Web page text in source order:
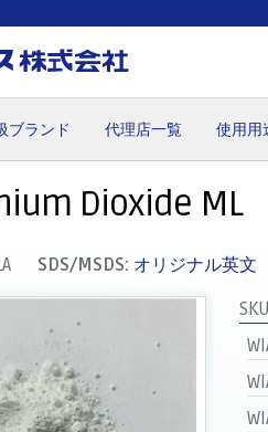
ブランド 代理店一覧 使用用
Dioxide ML
SDS/MSDS: オリジナル英文
SKU